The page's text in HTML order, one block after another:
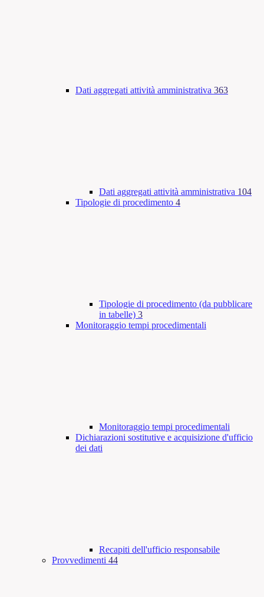
Dati aggregati attività amministrativa 363
Dati aggregati attività amministrativa 104
Tipologie di procedimento 4
Tipologie di procedimento (da pubblicare
in tabelle) 3
Monitoraggio tempi procedimentali
Monitoraggio tempi procedimentali
Dichiarazioni sostitutive e acquisizione d'ufficio
dei dati
Recapiti dell'ufficio responsabile
Provvedimenti 44